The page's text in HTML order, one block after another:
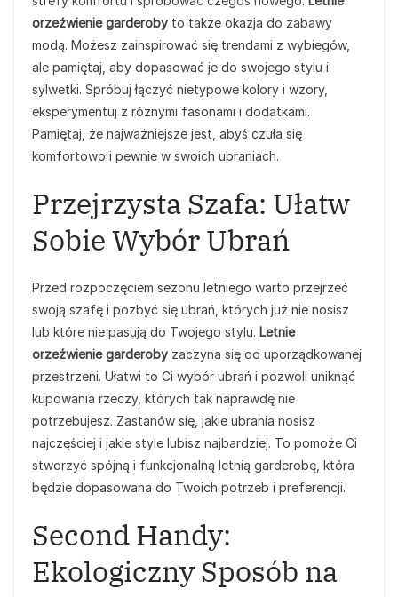
orzeźwienie garderoby to także okazja do zabawy
modą. Możesz zainspirować się trendami z wybiegów,
ale pamiętaj, aby dopasować je do swojego stylu i
sylwetki. Spróbuj łączyć nietypowe kolory i wzory,
eksperymentuj z różnymi fasonami i dodatkami.
Pamiętaj, że najważniejsze jest, abyś czuła się
komfortowo i pewnie w swoich ubraniach.
Przejrzysta Szafa: Ułatw
Sobie Wybór Ubrań
Przed rozpoczęciem sezonu letniego warto przejrzeć
swoją szafę i pozbyć się ubrań, których już nie nosisz
lub które nie pasują do Twojego stylu. Letnie
orzeźwienie garderoby zaczyna się od uporządkowanej
przestrzeni. Ułatwi to Ci wybór ubrań i pozwoli uniknąć
kupowania rzeczy, których tak naprawdę nie
potrzebujesz. Zastanów się, jakie ubrania nosisz
najczęściej i jakie style lubisz najbardziej. To pomoże Ci
stworzyć spójną i funkcjonalną letnią garderobę, która
będzie dopasowana do Twoich potrzeb i preferencji.
Second Handy:
Ekologiczny Sposób na